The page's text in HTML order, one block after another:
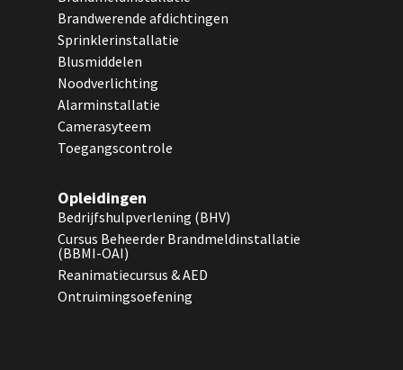
Brandwerende afdichtingen
Sprinklerinstallatie
Blusmiddelen
Noodverlichting
Alarminstallatie
Camerasyteem
Toegangscontrole
Opleidingen
Bedrijfshulpverlening (BHV)
Cursus Beheerder Brandmeldinstallatie
(BBMI-OAI)
Reanimatiecursus & AED
Ontruimingsoefening